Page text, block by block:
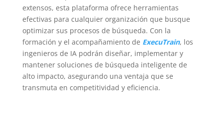
extensos, esta plataforma ofrece herramientas
efectivas para cualquier organización que busque
optimizar sus procesos de búsqueda. Con la
formación y el acompañamiento de ExecuTrain, los
ingenieros de IA podrán diseñar, implementar y
mantener soluciones de búsqueda inteligente de
alto impacto, asegurando una ventaja que se
transmuta en competitividad y eficiencia.